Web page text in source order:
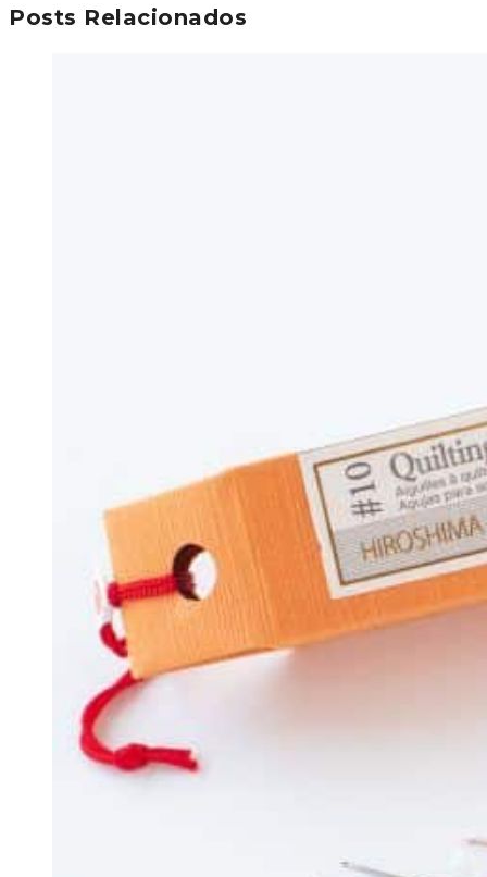
Posts Relacionados